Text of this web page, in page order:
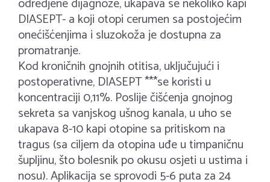
DIASEPT- a koji otopi cerumen sa postojećim
onećišćenjima i sluzokoža je dostupna za
promatranje.
Kod kroničnih gnojnih otitisa, uključujući i
postoperativne, DIASEPT ***se koristi u
koncentraciji 0,11%. Poslije čišćenja gnojnog
sekreta sa vanjskog ušnog kanala, u uho se
ukapava 8-10 kapi otopine sa pritiskom na
tragus (sa ciljem da otopina uđe u timpaničnu
šupljinu, što bolesnik po okusu osjeti u ustima i
nosu). Aplikacija se sprovodi 5-6 puta za 24